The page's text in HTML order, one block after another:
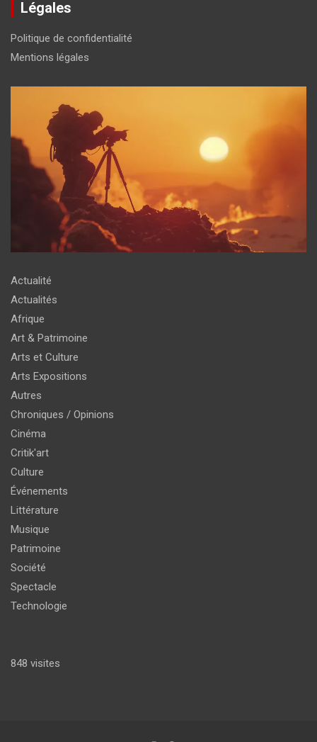
Légales
Politique de confidentialité
Mentions légales
Actualité
Actualités
Afrique
Art & Patrimoine
Arts et Culture
Arts Expositions
Autres
Chroniques / Opinions
Cinéma
Critik'art
Culture
Événements
Littérature
Musique
Patrimoine
Société
Spectacle
Technologie
848 visites